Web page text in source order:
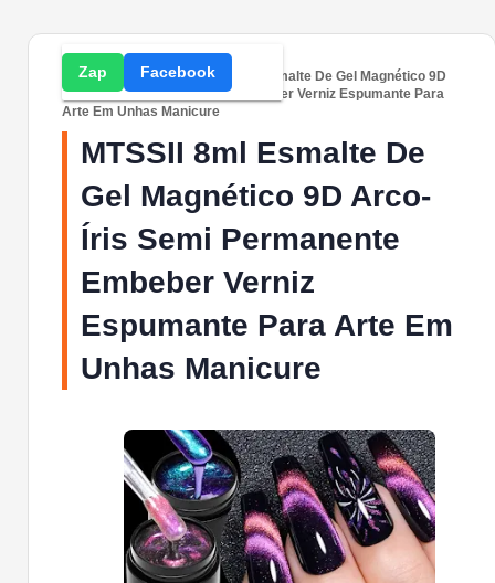
Home » Compras » MTSSII 8ml Esmalte De Gel Magnético 9D
Arco-Íris Semi Permanente Embeber Verniz Espumante Para
Arte Em Unhas Manicure
MTSSII 8ml Esmalte De
Gel Magnético 9D Arco-
Íris Semi Permanente
Embeber Verniz
Espumante Para Arte Em
Unhas Manicure
Zap Facebook